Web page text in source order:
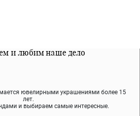
и любим наше дело
ювелирными украшениями более 15
лет.
и выбираем самые интересные.
гипоалергенны
(родий, ювелирный сплав), которое не
и свинца — это исключает аллергию.
перед покупкой
примеряйте украшения, выбирайте те,
остальные заберёт курьер.